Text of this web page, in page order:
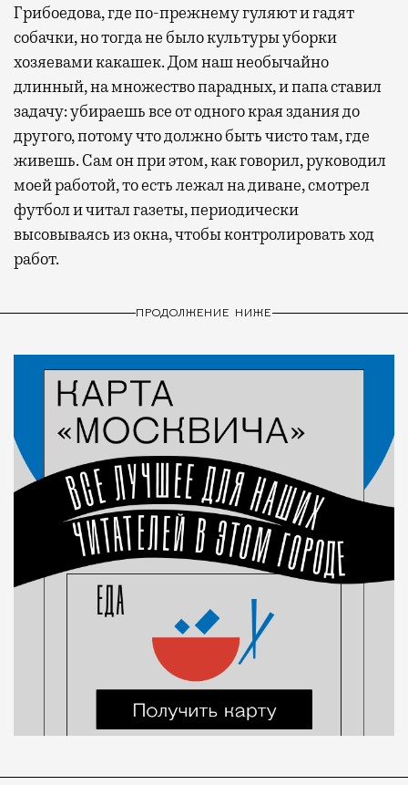
Грибоедова, где по-прежнему гуляют и гадят
собачки, но тогда не было культуры уборки
хозяевами какашек. Дом наш необычайно
длинный, на множество парадных, и папа ставил
задачу: убираешь все от одного края здания до
другого, потому что должно быть чисто там, где
живешь. Сам он при этом, как говорил, руководил
моей работой, то есть лежал на диване, смотрел
футбол и читал газеты, периодически
высовываясь из окна, чтобы контролировать ход
работ.
ПРОДОЛЖЕНИЕ НИЖЕ